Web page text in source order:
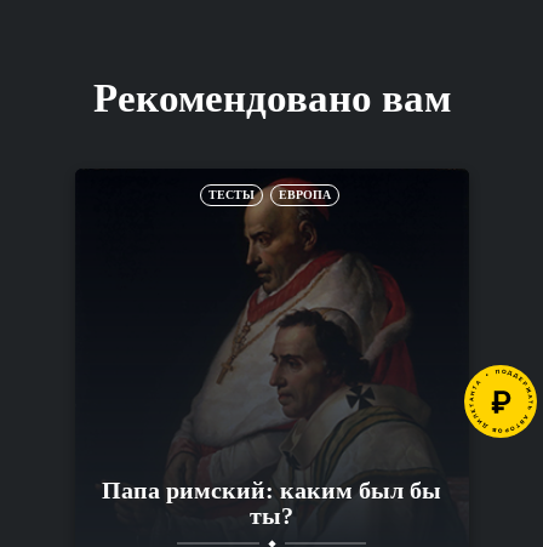
Рекомендовано вам
ТЕСТЫ ЕВРОПА
Папа римский: каким был бы
ты?